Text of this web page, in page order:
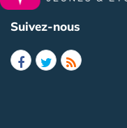
Suivez-nous